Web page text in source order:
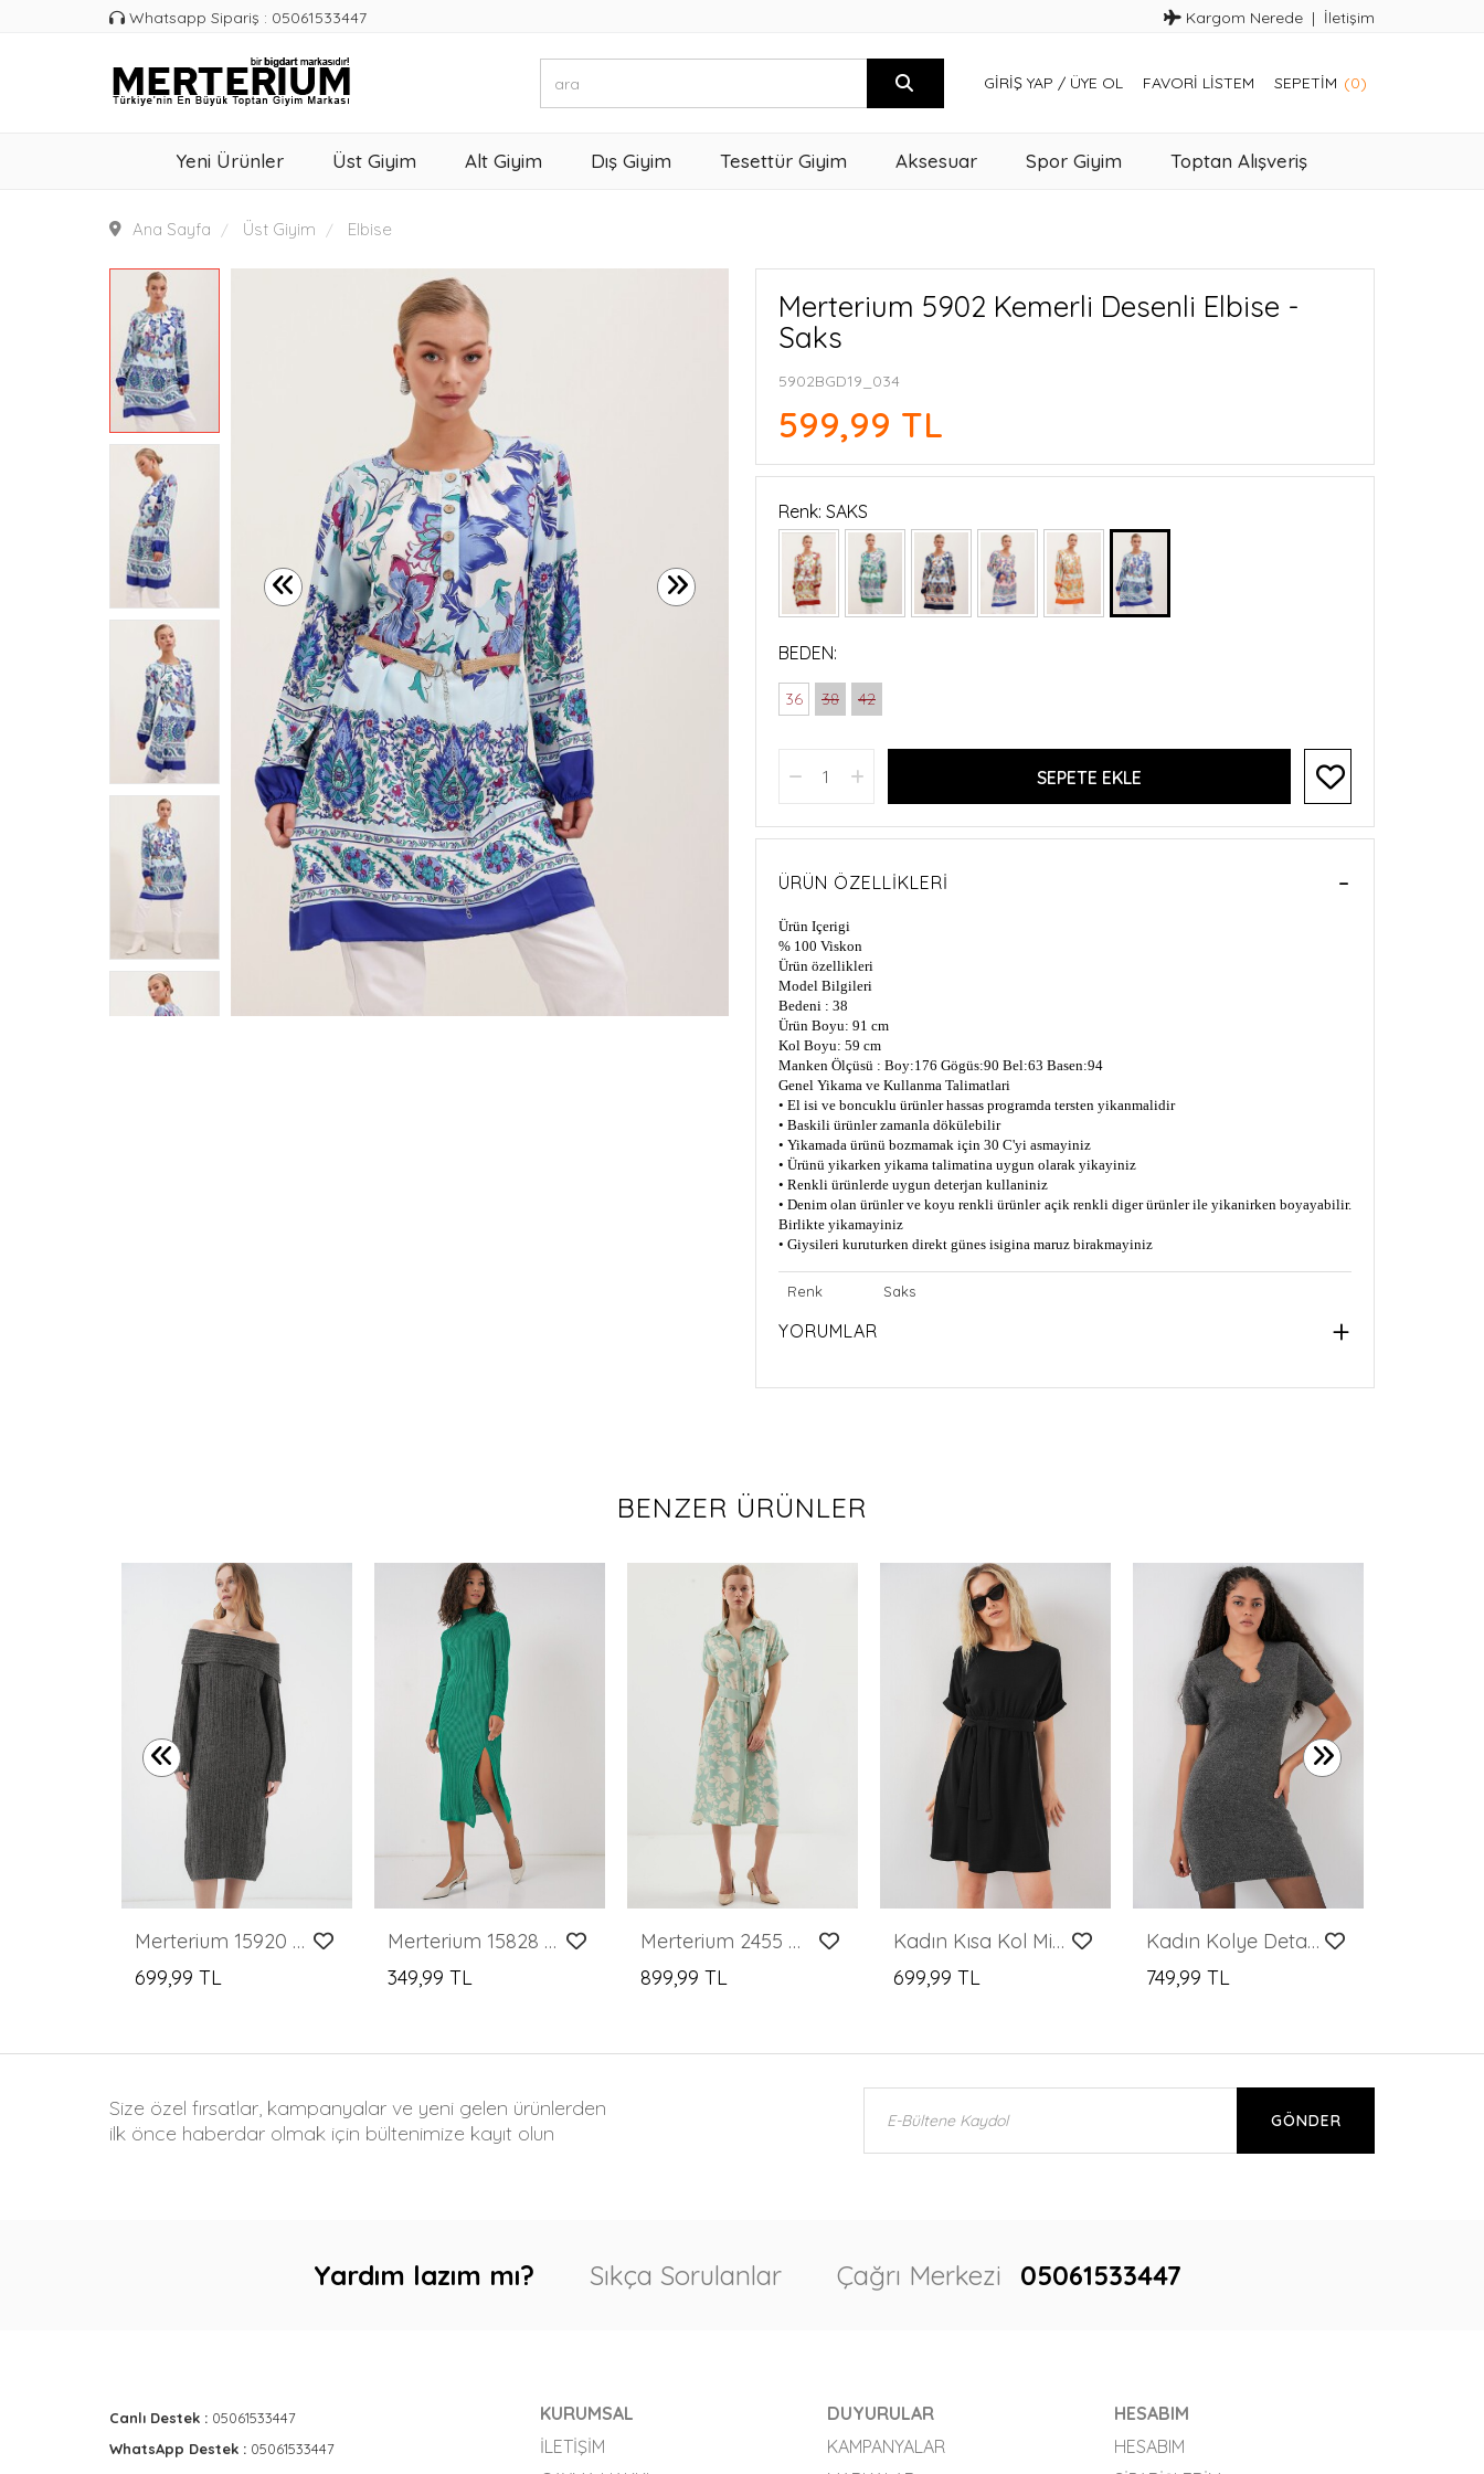
Whatsapp Sipariş : 05061533447 Kargom Nerede İletişim
GIRIŞ YAP / ÜYE OL FAVORI LISTEM SEPETIM (0)
Yeni Ürünler Üst Giyim Alt Giyim Dış Giyim Tesettür Giyim Aksesuar Spor Giyim Toptan Alışveriş
Ana Sayfa Üst Giyim Elbise
Merterium 5902 Kemerli Desenli Elbise -
Saks
5902BGD19_034
599,99 TL
Renk: SAKS
BEDEN:
36 38 42
SEPETE EKLE
ÜRÜN ÖZELLIKLERI
Ürün Içerigi
% 100 Viskon
Ürün özellikleri
Model Bilgileri
Bedeni : 38
Ürün Boyu: 91 cm
Kol Boyu: 59 cm
Manken Ölçüsü : Boy:176 Gögüs:90 Bel:63 Basen:94
Genel Yikama ve Kullanma Talimatlari
• El isi ve boncuklu ürünler hassas programda tersten yikanmalidir
• Baskili ürünler zamanla dökülebilir
• Yikamada ürünü bozmamak için 30 C'yi asmayiniz
• Ürünü yikarken yikama talimatina uygun olarak yikayiniz
• Renkli ürünlerde uygun deterjan kullaniniz
• Denim olan ürünler ve koyu renkli ürünler açik renkli diger ürünler ile yikanirken boyayabilir.
Birlikte yikamayiniz
• Giysileri kuruturken direkt günes isigina maruz birakmayiniz
Renk Saks
YORUMLAR
BENZER ÜRÜNLER
Merterium 15920 Madonna Yaka Oversize Triko Elbise - Antrasit
699,99 TL
Merterium 15828 Yırtmaçlı Triko Elbise - Yeşil
349,99 TL
Merterium 2455 Desenli Gömlek Elbise - Çağla
899,99 TL
Kadın Kısa Kol Mini Ayrobin Elbise 2572 - Siyah
699,99 TL
Kadın Kolye Detaylı Triko Elbise 15989 - Antrasit
749,99 TL
Size özel fırsatlar, kampanyalar ve yeni gelen ürünlerden
ilk önce haberdar olmak için bültenimize kayıt olun
GÖNDER
Yardım lazım mı? Sıkça Sorulanlar Çağrı Merkezi 05061533447
Canlı Destek : 05061533447
WhatsApp Destek : 05061533447
KURUMSAL
İLETIŞIM
DUYURULAR
KAMPANYALAR
HESABIM
HESABIM